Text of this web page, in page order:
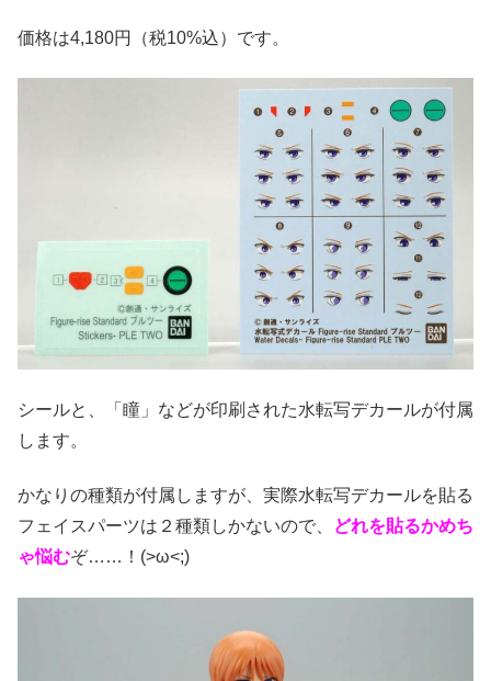
価格は4,180円（税10%込）です。
シールと、「瞳」などが印刷された水転写デカールが付属
します。
かなりの種類が付属しますが、実際水転写デカールを貼る
フェイスパーツは２種類しかないので、
どれを貼るかめち
ゃ悩むぞ……！(>ω<;)